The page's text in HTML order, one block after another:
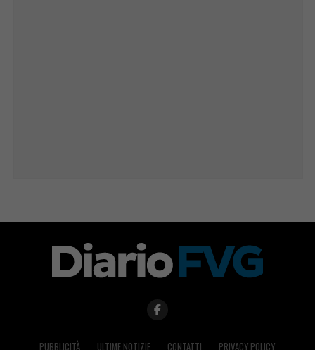
PUBBLICITÀ ULTIME NOTIZIE CONTATTI PRIVACY POLICY